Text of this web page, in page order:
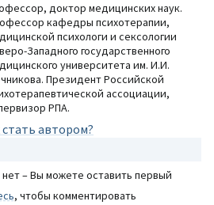
доктор медицинских наук.
кафедры психотерапии,
психологи и сексологии
Западного государственного
университета им. И.И.
Президент Российской
ассоциации,
РПА.
стать автором?
– Вы можете оставить первый
, чтобы комментировать